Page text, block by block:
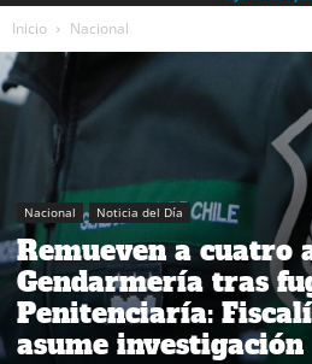
Inicio Nacional
Nacional Noticia del Día
Remueven a cuatro
Gendarmería tras
Penitenciaría:
asume investigación